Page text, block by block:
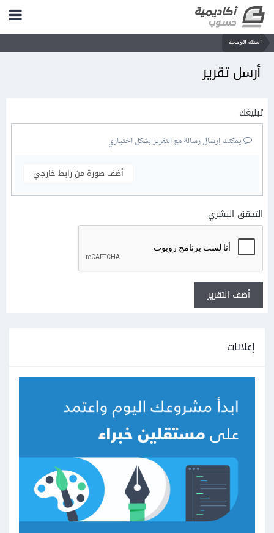
أسئلة البرمجة
أرسل تقرير
تبليغك
يمكنك إرسال رسالة مع التقرير بشكل اختياري
أضف صورة من رابط خارجي
التحقق البشري
أضف التقرير
إعلانات